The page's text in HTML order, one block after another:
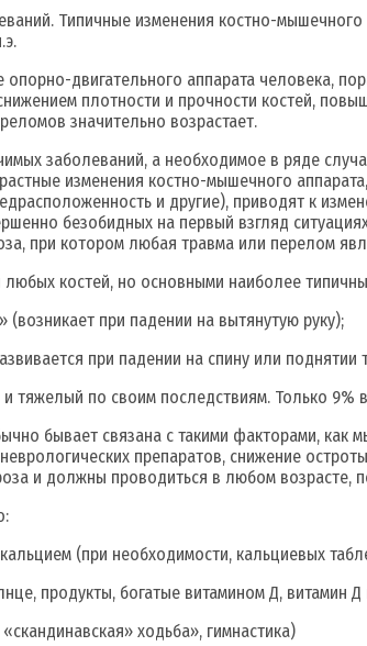
Типичные изменения костно-
двигательного аппарата человека,
плотности и прочности костей,
значительно возрастает.
заболеваний, а необходимое в ряде
изменения костно-мышечного
и другие), приводят к
безобидных на первый взгляд
при котором любая травма или перелом
любых костей, но основными наиболее
при падении на вытянутую руку);
при падении на спину или поднятии
тяжелый по своим последствиям. Только 9%
бывает связана с такими факторами, как
препаратов, снижение
и должны проводиться в любом возрасте,
(при необходимости, кальциевых
продукты, богатые витамином Д, витамин Д
ходьба», гимнастика)